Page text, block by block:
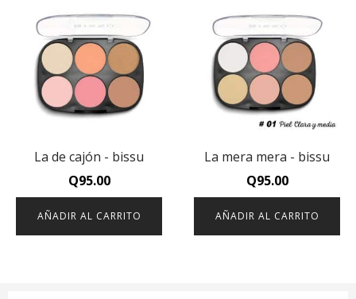
La de cajón - bissu
Q95.00
AÑADIR AL CARRITO
La mera mera - bissu
Q95.00
AÑADIR AL CARRITO